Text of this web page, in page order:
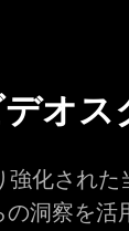
オス
強化され
洞察を活